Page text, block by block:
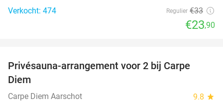
Verkocht: 474
Regulier €33
€23,90
Privésauna-arrangement voor 2 bij Carpe
Diem
Carpe Diem Aarschot 9.8 star